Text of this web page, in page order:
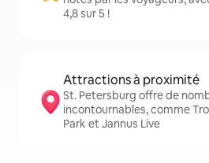
4,8 sur 5 !
Attractions à proximité
St. Petersburg offre de
incontournables, comme
Park et Jannus Live